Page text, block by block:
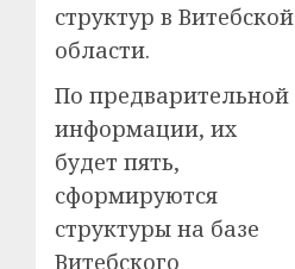
структур в Витебской
области.
По предварительной
информации, их
будет пять,
сформируются
структуры на базе
Витебского